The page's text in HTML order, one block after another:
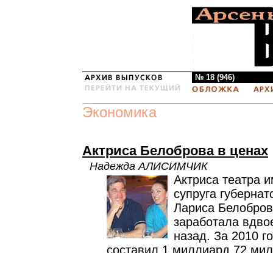
№ 18 (946)
Экономика
Актриса Белоброва в ценах
Надежда АЛИСИМЧИК
Актриса театра
супруга
Лариса
заработала
назад. За 2010
составил 1 миллиард 72